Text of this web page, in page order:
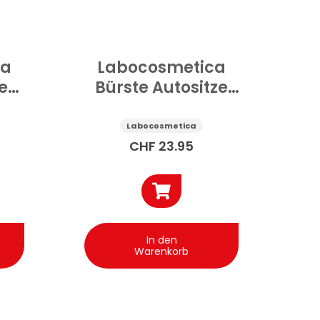
Labocosmetica
Bürste Autositze
Labocosmetica
CHF 23.95
In den
Warenkorb